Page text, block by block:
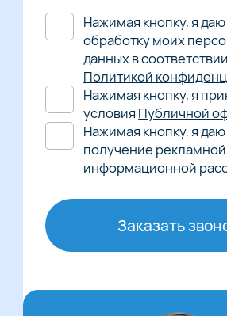
Нажимая кнопку, я
обработку моих
данных в
Политикой
Нажимая кнопку, я
условия Публичной
Нажимая кнопку, я
получение
информационной
Заказать